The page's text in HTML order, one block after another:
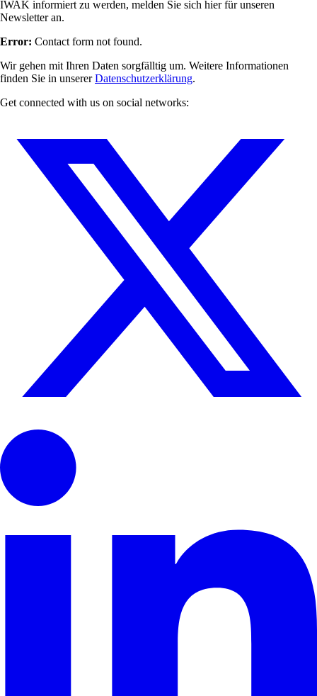
IWAK informiert zu werden, melden Sie sich hier für unseren
Newsletter an.
Error: Contact form not found.
Wir gehen mit Ihren Daten sorgfälltig um. Weitere Informationen
finden Sie in unsererDatenschutzerklärung.
Get connected with us on social networks: